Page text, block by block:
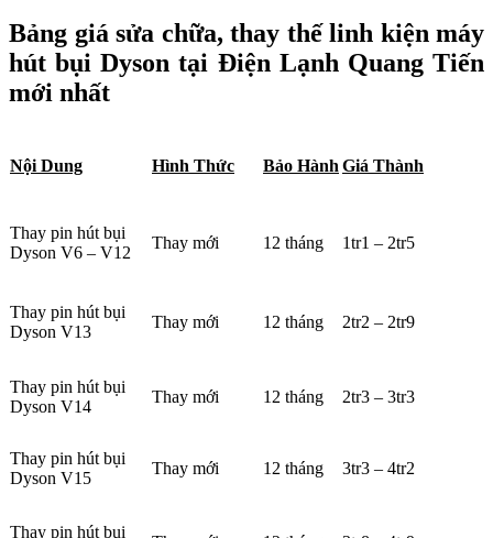
Bảng giá sửa chữa, thay thế linh kiện máy
hút bụi Dyson tại Điện Lạnh Quang Tiến
mới nhất
Nội Dung Hình Thức Bảo Hành Giá Thành
Thay pin hút bụi
Dyson V6 – V12
Thay mới 12 tháng 1tr1 – 2tr5
Thay pin hút bụi
Dyson V13
Thay mới 12 tháng 2tr2 – 2tr9
Thay pin hút bụi
Dyson V14
Thay mới 12 tháng 2tr3 – 3tr3
Thay pin hút bụi
Dyson V15
Thay mới 12 tháng 3tr3 – 4tr2
Thay pin hút bụi